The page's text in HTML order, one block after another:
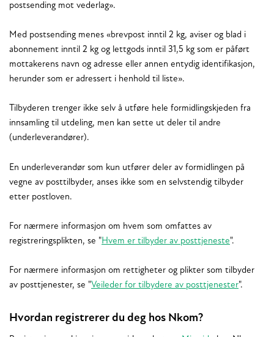
postsending mot vederlag».
Med postsending menes «brevpost inntil 2 kg, aviser og blad i
abonnement inntil 2 kg og lettgods inntil 31,5 kg som er påført
mottakerens navn og adresse eller annen entydig identifikasjon,
herunder som er adressert i henhold til liste».
Tilbyderen trenger ikke selv å utføre hele formidlingskjeden fra
innsamling til utdeling, men kan sette ut deler til andre
(underleverandører).
En underleverandør som kun utfører deler av formidlingen på
vegne av posttilbyder, anses ikke som en selvstendig tilbyder
etter postloven.
For nærmere informasjon om hvem som omfattes av
registreringsplikten, se "Hvem er tilbyder av posttjeneste".
For nærmere informasjon om rettigheter og plikter som tilbyder
av posttjenester, se "Veileder for tilbydere av posttjenester".
Hvordan registrerer du deg hos Nkom?